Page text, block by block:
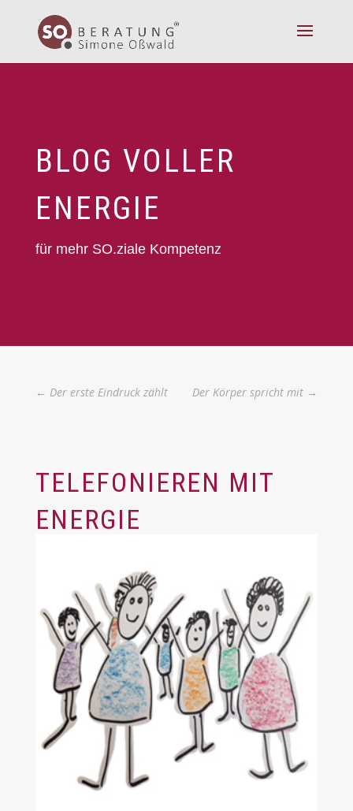
BLOG VOLLER
ENERGIE
für mehr SO.ziale Kompetenz
← Der erste Eindruck zählt Der Körper spricht mit →
TELEFONIEREN MIT
ENERGIE